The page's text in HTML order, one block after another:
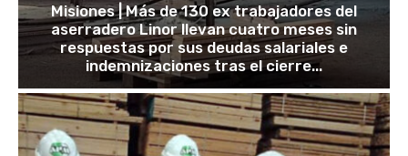
Misiones | Más de 130 ex trabajadores del
aserradero Linor llevan cuatro meses sin
respuestas por sus deudas salariales e
indemnizaciones tras el cierre...